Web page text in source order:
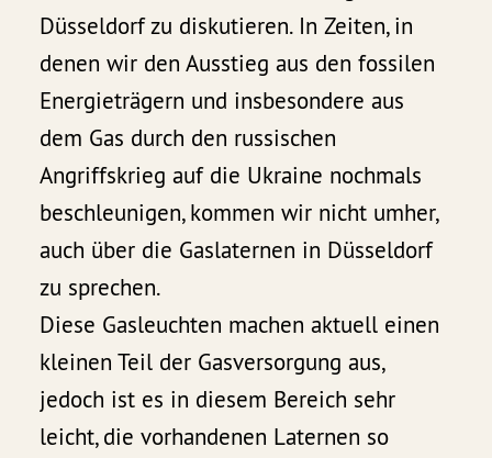
Düsseldorf zu diskutieren. In Zeiten, in
denen wir den Ausstieg aus den fossilen
Energieträgern und insbesondere aus
dem Gas durch den russischen
Angriffskrieg auf die Ukraine nochmals
beschleunigen, kommen wir nicht umher,
auch über die Gaslaternen in Düsseldorf
zu sprechen.
Diese Gasleuchten machen aktuell einen
kleinen Teil der Gasversorgung aus,
jedoch ist es in diesem Bereich sehr
leicht, die vorhandenen Laternen so